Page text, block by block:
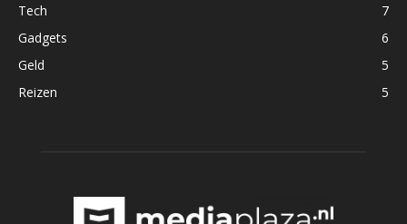
Tech
7
Gadgets
6
Geld
5
Reizen
5